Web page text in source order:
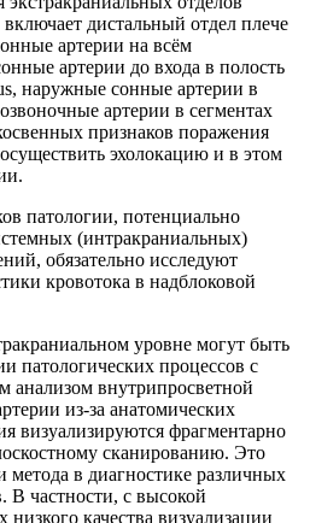
дистальный отдел плече
артерии на всём
артерии до входа в полость
наружные сонные артерии в
артерии в сегментах
признаков поражения
эхолокацию и в этом
патологии, потенциально
(интракраниальных)
обязательно исследуют
кровотока в надблоковой
уровне могут быть
патологических процессов с
внутрипросветной
из-за анатомических
визуализируются фрагментарно
сканированию. Это
метода в диагностике различных
В частности, с высокой
низкого качества визуализации